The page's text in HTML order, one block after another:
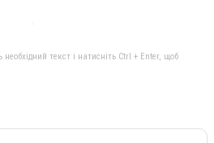
текст і натисніть Ctrl + Enter, щоб